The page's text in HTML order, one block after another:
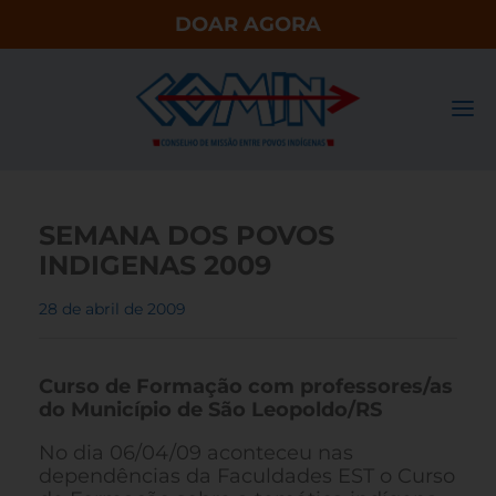
DOAR AGORA
SEMANA DOS POVOS
INDIGENAS 2009
28 de abril de 2009
Curso de Formação com professores/as
do Município de São Leopoldo/RS
No dia 06/04/09 aconteceu nas
dependências da Faculdades EST o Curso